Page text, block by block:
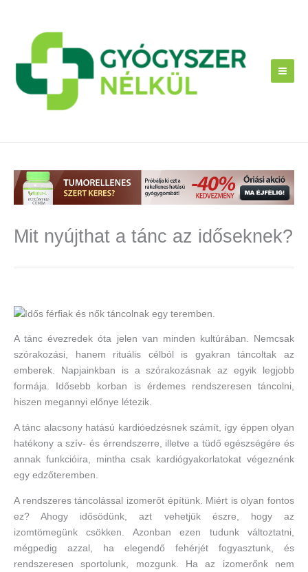
Mit nyújthat a tánc az időseknek?
A tánc évezredek óta jelen van minden kultúrában. Nemcsak
szórakozási, hanem rituális célból is gyakran táncoltak az
emberek. Napjainkban is a szórakozásnak az egyik legjobb
formája. Idősebb korban is érdemes rendszeresen táncolni,
hiszen megannyi előnye létezik.
A tánc alacsony hatású kardióedzésnek számít, így éppen olyan
hatékony a szív- és érrendszerre, illetve a tüdő egészségére és
annak funkcióira, mintha csak kardiógyakorlatokat végeznénk
egy edzőteremben.
A rendszeres táncolással izomerőt építünk. Miért is olyan fontos
ez? Ahogy idősödünk, azt vehetjük észre, hogy az
izomtömegünk csökken. Azonban ezen tudunk változtatni,
mégpedig azzal, ha elegendő fehérjét fogyasztunk, és
rendszeresen sportolunk, mozgunk. Ha az izomerőnk nem